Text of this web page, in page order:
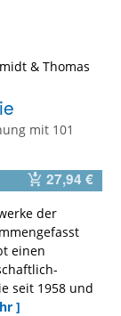
& Thomas
mit 101
27,94 €
der
einen
seit 1958 und
]